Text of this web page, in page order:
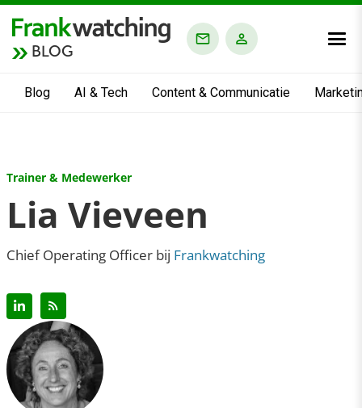
BLOG
Blog AI & Tech Content & Communicatie
Trainer & Medewerker
Lia Vieveen
Chief Operating Officer bij Frankwatching